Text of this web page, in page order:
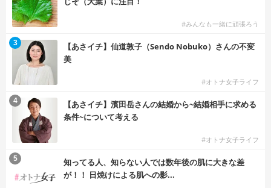
#みんなも一緒に頑張ろう
【あさイチ】仙道敦子（Sendo Nobuko）さんの不変
美
#オトナ女子ライフ
3
【あさイチ】濱田岳さんの結婚から~結婚相手に求める
条件~について考える
#オトナ女子ライフ
4
知ってる人、知らない人では数年後の肌に大きな差
が！！ 日焼けによる肌への影...
5